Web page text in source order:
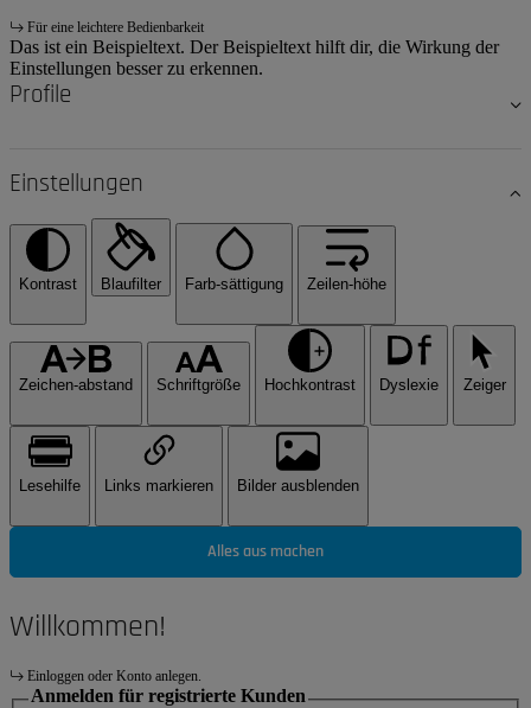
Für eine leichtere Bedienbarkeit
Das ist ein Beispieltext. Der Beispieltext hilft dir, die Wirkung der
Einstellungen besser zu erkennen.
Profile
Einstellungen
Kontrast Blaufilter Farb-sättigung Zeilen-höhe
Zeichen-abstand Schriftgröße Hochkontrast Dyslexie Zeiger
Lesehilfe Links markieren Bilder ausblenden
Alles aus machen
Willkommen!
Einloggen oder Konto anlegen.
Anmelden für registrierte Kunden